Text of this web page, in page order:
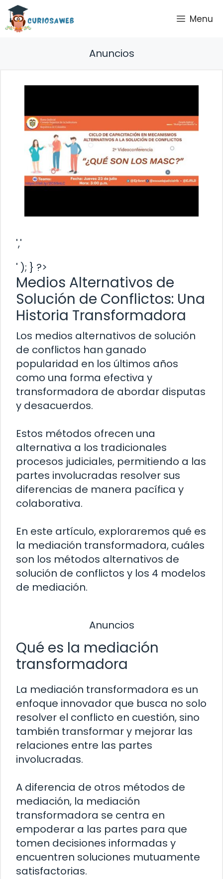
Saltar
contenido
Menu
Anuncios
','
' ); } ?>
Medios Alternativos de
Solución de Conflictos: Una
Historia Transformadora
Los medios alternativos de solución
de conflictos han ganado
popularidad en los últimos años
como una forma efectiva y
transformadora de abordar disputas
y desacuerdos.
Estos métodos ofrecen una
alternativa a los tradicionales
procesos judiciales, permitiendo a las
partes involucradas resolver sus
diferencias de manera pacífica y
colaborativa.
En este artículo, exploraremos qué es
la mediación transformadora, cuáles
son los métodos alternativos de
solución de conflictos y los 4 modelos
de mediación.
Anuncios
Qué es la mediación
transformadora
La mediación transformadora es un
enfoque innovador que busca no solo
resolver el conflicto en cuestión, sino
también transformar y mejorar las
relaciones entre las partes
involucradas.
A diferencia de otros métodos de
mediación, la mediación
transformadora se centra en
empoderar a las partes para que
tomen decisiones informadas y
encuentren soluciones mutuamente
satisfactorias.